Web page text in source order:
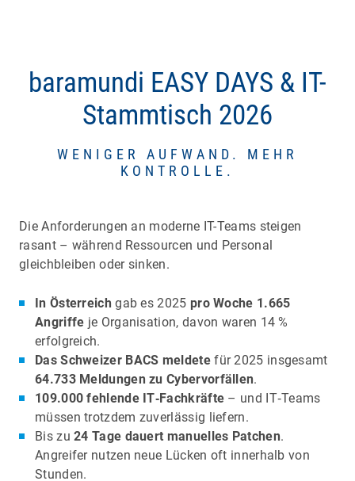
baramundi EASY DAYS & IT-
Stammtisch 2026
WENIGER AUFWAND. MEHR
KONTROLLE.
Die Anforderungen an moderne IT-Teams steigen
rasant – während Ressourcen und Personal
gleichbleiben oder sinken.
In Österreich gab es 2025 pro Woche 1.665
Angriffe je Organisation, davon waren 14 %
erfolgreich.
Das Schweizer BACS meldetefür 2025 insgesamt
64.733 Meldungen zu Cybervorfällen.
109.000 fehlende IT‑Fachkräfte – und IT‑Teams
müssen trotzdem zuverlässig liefern.
Bis zu 24 Tage dauert manuelles Patchen.
Angreifer nutzen neue Lücken oft innerhalb von
Stunden.